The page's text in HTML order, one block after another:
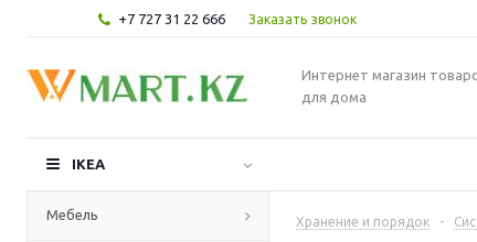
+7 727 31 22 666 Заказать звонок
Интернет магазин
для дома
IKEA
Мебель Хранение и порядок -